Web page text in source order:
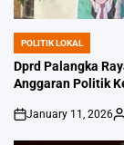
POSTED
IN
POLITIK LOKAL
Dprd Palangka
Anggaran Politik
on
January 11, 2026
by